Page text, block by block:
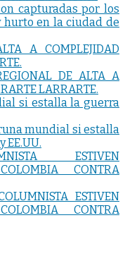
capturadas por los
en la ciudad de
DE ALTA A
LARRARTE.
mundial si estalla
ESTIVEN
CONTRA